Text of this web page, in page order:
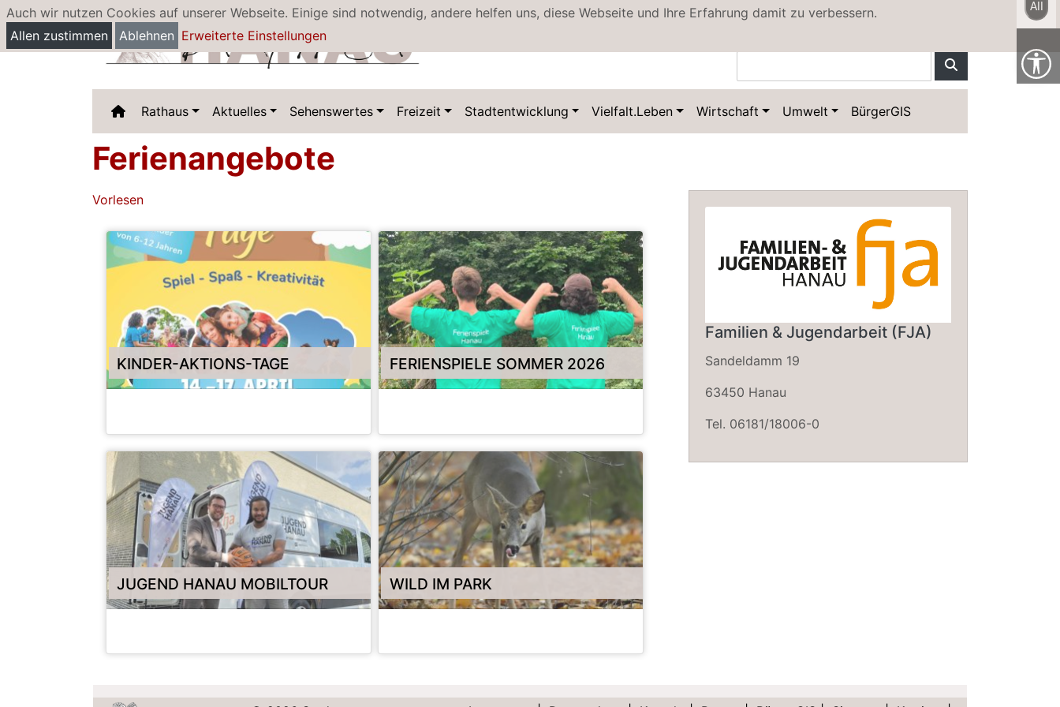
Auch wir nutzen Cookies auf unserer Webseite. Einige sind notwendig, andere helfen uns, diese Webseite und Ihre Erfahrung damit zu verbessern.
Allen zustimmen
Ablehnen Erweiterte Einstellungen
Datenschutz Kontakt Hanau Map Sitemap
Rathaus Aktuelles Sehenswertes Freizeit Stadtentwicklung Vielfalt.Leben Wirtschaft Umwelt BürgerGIS
Ferienangebote
Vorlesen
KINDER-AKTIONS-TAGE FERIENSPIELE SOMMER 2026
JUGEND HANAU MOBILTOUR
JUGENDMOBIL
WILD IM PARK
WILD IM PARK
Familien & Jugendarbeit (FJA)
Sandeldamm 19
63450 Hanau
Tel. 06181/18006-0
All